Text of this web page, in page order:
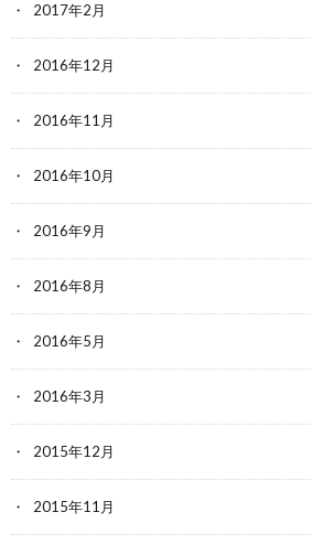
2017年2月
2016年12月
2016年11月
2016年10月
2016年9月
2016年8月
2016年5月
2016年3月
2015年12月
2015年11月